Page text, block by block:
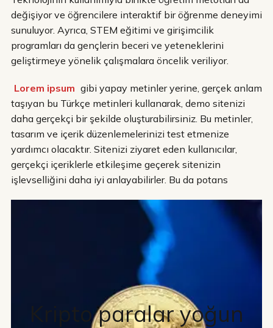
değişiyor ve öğrencilere interaktif bir öğrenme deneyimi
sunuluyor. Ayrıca, STEM eğitimi ve girişimcilik
programları da gençlerin beceri ve yeteneklerini
geliştirmeye yönelik çalışmalara öncelik veriliyor.
Lorem ipsum gibi yapay metinler yerine, gerçek anlam
taşıyan bu Türkçe metinleri kullanarak, demo sitenizi
daha gerçekçi bir şekilde oluşturabilirsiniz. Bu metinler,
tasarım ve içerik düzenlemelerinizi test etmenize
yardımcı olacaktır. Sitenizi ziyaret eden kullanıcılar,
gerçekçi içeriklerle etkileşime geçerek sitenizin
işlevselliğini daha iyi anlayabilirler. Bu da potans
Kripto paralar yoğun